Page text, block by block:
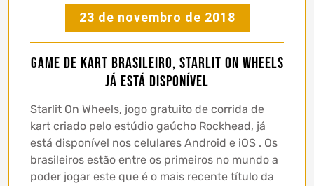
23 de novembro de 2018
Game de Kart brasileiro, Starlit On Wheels
já está disponível
Starlit On Wheels, jogo gratuito de corrida de
kart criado pelo estúdio gaúcho Rockhead, já
está disponível nos celulares Android e iOS . Os
brasileiros estão entre os primeiros no mundo a
poder jogar este que é o mais recente título da